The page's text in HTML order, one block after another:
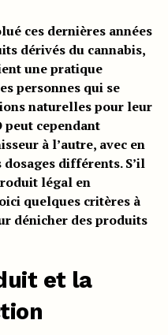
ces dernières années
dérivés du cannabis,
une pratique
personnes qui se
naturelles pour leur
peut cependant
à l’autre, avec en
différents. S’il
légal en
quelques critères à
dénicher des produits
et la